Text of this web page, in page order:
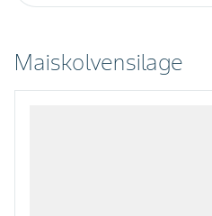
Maiskolvensilage